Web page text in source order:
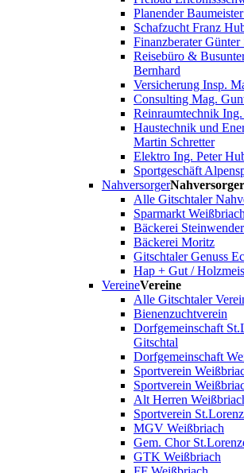
Planender
Schafzucht Franz
Finanzberater Günter
Reisebüro &
Bernhard
Versicherung Insp.
Consulting Mag.
Reinraumtechnik
Haustechnik und
Martin Schretter
Elektro Ing. Peter
Sportgeschäft
NahversorgerNahversorger
Alle Gitschtaler
Sparmarkt Weißbriach
Bäckerei Steinwender
Bäckerei Moritz
Gitschtaler Genuss
Hap + Gut /
VereineVereine
Alle Gitschtaler
Bienenzuchtverein
Dorfgemeinschaft
Gitschtal
Dorfgemeinschaft
Sportverein
Sportverein
Alt Herren
Sportverein
MGV Weißbriach
Gem. Chor
GTK Weißbriach